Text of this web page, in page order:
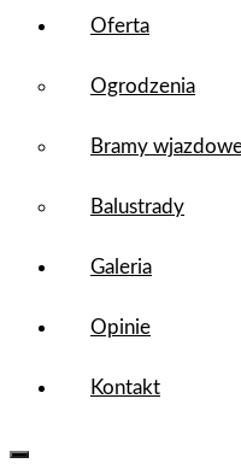
Oferta
Ogrodzenia
Bramy
Balustrady
Galeria
Opinie
Kontakt